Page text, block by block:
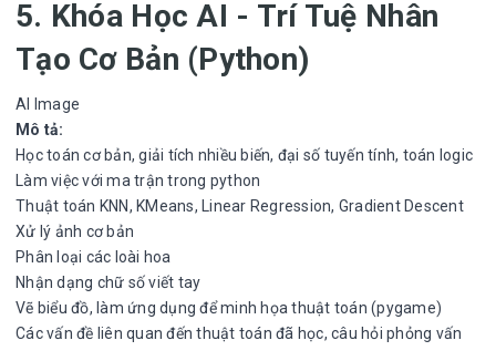
5. Khóa Học AI - Trí Tuệ Nhân
Tạo Cơ Bản (Python)
AI Image
Mô tả:
Học toán cơ bản, giải tích nhiều biến, đại số tuyến tính, toán logic
Làm việc với ma trận trong python
Thuật toán KNN, KMeans, Linear Regression, Gradient Descent
Xử lý ảnh cơ bản
Phân loại các loài hoa
Nhận dạng chữ số viết tay
Vẽ biểu đồ, làm ứng dụng để minh họa thuật toán (pygame)
Các vấn đề liên quan đến thuật toán đã học, câu hỏi phỏng vấn